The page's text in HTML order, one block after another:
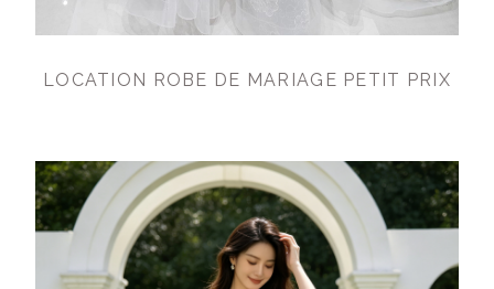
LOCATION ROBE DE MARIAGE PETIT PRIX